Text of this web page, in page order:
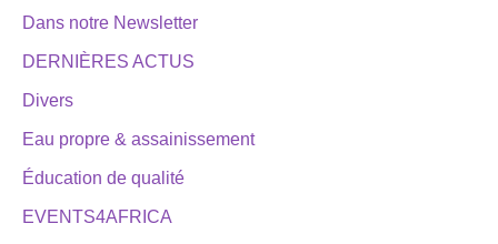
Dans notre Newsletter
DERNIÈRES ACTUS
Divers
Eau propre & assainissement
Éducation de qualité
EVENTS4AFRICA